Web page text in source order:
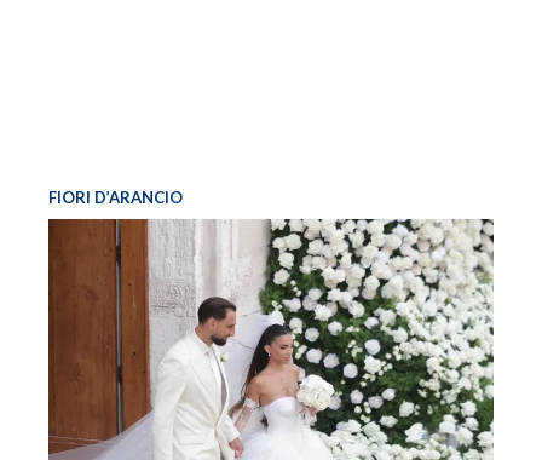
FIORI D’ARANCIO